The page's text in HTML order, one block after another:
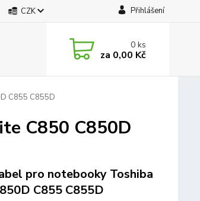
CZK Přihlášení
0ks
za 0,00 Kč
C855 C855D
C850 C850D
pro notebooky Toshiba
C855 C855D